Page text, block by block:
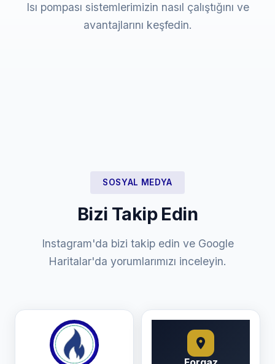
Isı pompası sistemlerimizin nasıl çalıştığını ve
avantajlarını keşfedin.
SOSYAL MEDYA
Bizi Takip Edin
Instagram'da bizi takip edin ve Google
Haritalar'da yorumlarımızı inceleyin.